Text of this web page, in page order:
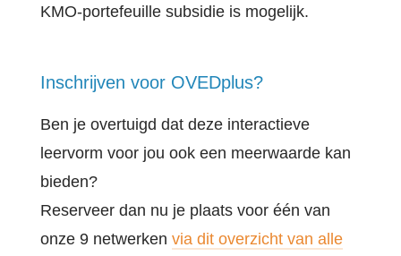
KMO-portefeuille subsidie is mogelijk.
Inschrijven voor OVEDplus?
Ben je overtuigd dat deze interactieve
leervorm voor jou ook een meerwaarde kan
bieden?
Reserveer dan nu je plaats voor één van
onze 9 netwerken via dit overzicht van alle